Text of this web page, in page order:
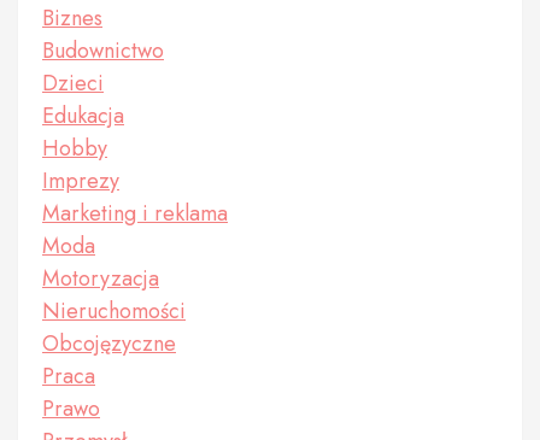
Biznes
Budownictwo
Dzieci
Edukacja
Hobby
Imprezy
Marketing i reklama
Moda
Motoryzacja
Nieruchomości
Obcojęzyczne
Praca
Prawo